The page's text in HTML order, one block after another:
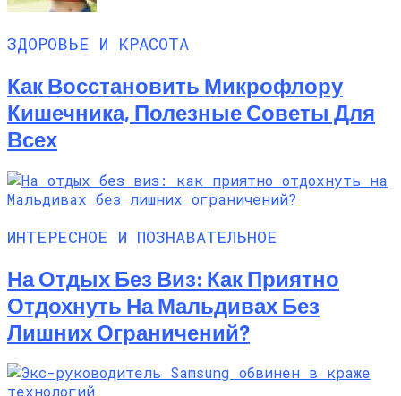
ЗДОРОВЬЕ И КРАСОТА
Как Восстановить Микрофлору
Кишечника, Полезные Советы Для
Всех
ИНТЕРЕСНОЕ И ПОЗНАВАТЕЛЬНОЕ
На Отдых Без Виз: Как Приятно
Отдохнуть На Мальдивах Без
Лишних Ограничений?